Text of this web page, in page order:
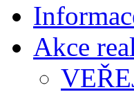
Akce